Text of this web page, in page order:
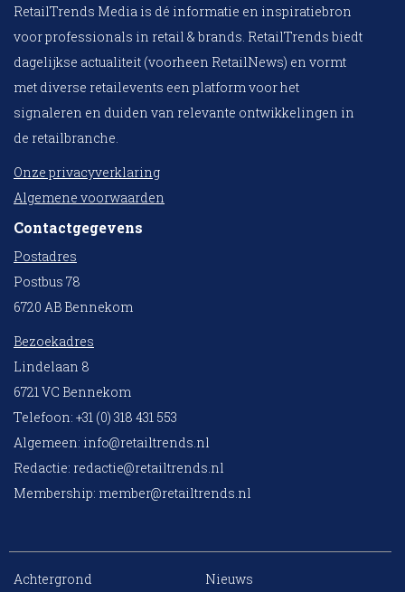
RetailTrends Media is dé informatie en inspiratiebron
voor professionals in retail & brands. RetailTrends biedt
dagelijkse actualiteit (voorheen RetailNews) en vormt
met diverse retailevents een platform voor het
signaleren en duiden van relevante ontwikkelingen in
de retailbranche.
Onze privacyverklaring
Algemene voorwaarden
Contactgegevens
Postadres
Postbus 78
6720 AB Bennekom
Bezoekadres
Lindelaan 8
6721 VC Bennekom
Telefoon: +31 (0) 318 431 553
Algemeen: info@retailtrends.nl
Redactie: redactie@retailtrends.nl
Membership: member@retailtrends.nl
Achtergrond
Nieuws